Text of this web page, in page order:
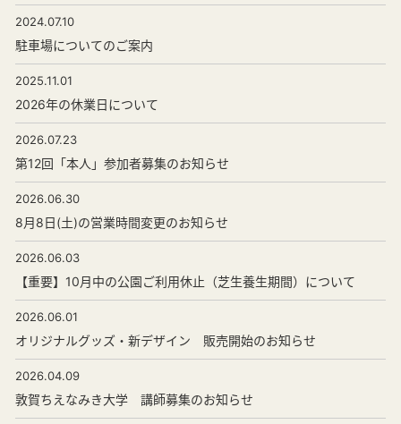
2024.07.10
駐車場についてのご案内
2025.11.01
2026年の休業日について
2026.07.23
第12回「本人」参加者募集のお知らせ
2026.06.30
8月8日(土)の営業時間変更のお知らせ
2026.06.03
【重要】10月中の公園ご利用休止（芝生養生期間）について
2026.06.01
オリジナルグッズ・新デザイン 販売開始のお知らせ
2026.04.09
敦賀ちえなみき大学 講師募集のお知らせ